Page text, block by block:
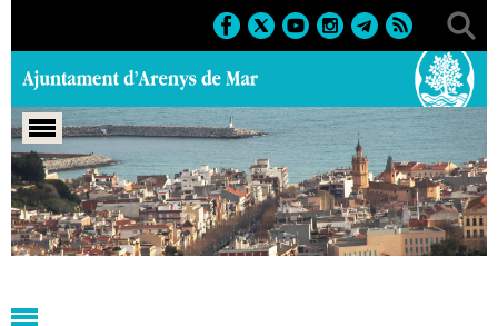
Portada > Agenda > 14-12-
2014 > Marcs > Culturals > 2014 > Marató TV3 2014